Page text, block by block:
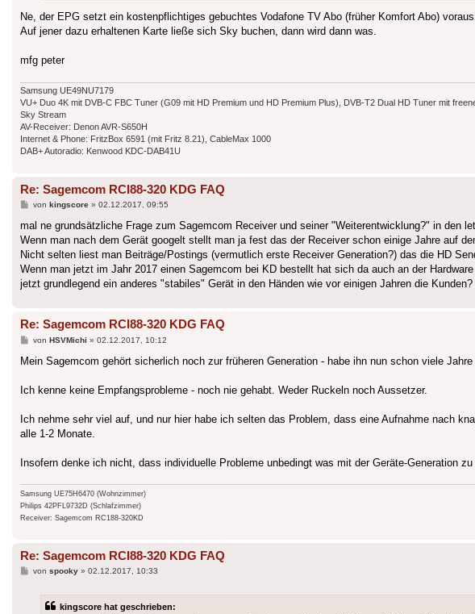
Ne, der EPG setzt ein kostenpflichtiges gebuchtes Vodafone TV Abo (früher Komfort Abo)
Auf jener dazu erhaltenen Karte ließe sich Sky buchen, dann wird dann was.
mfg peter
Samsung UE49NU7179
VU+ Duo 4K mit DVB-C FBC Tuner (G09 mit HD Premium und HD Premium Plus), DVB-T2 Dual HD Tuner mit
Sky Stream
AV-Receiver: Denon AVR-S650H
Internet & Phone: FritzBox 6591 (mit Fritz 8.21), CableMax 1000
DAB+ Autoradio: Kenwood KDC-DAB41U
Re: Sagemcom RCI88-320 KDG FAQ
Beitrag
von kingscore» 02.12.2017, 09:55
mal ne grundsätzliche Frage zum Sagemcom Receiver und seiner "Weiterentwicklung?" in den
Wenn man nach dem Gerät googelt stellt man ja fest das der Receiver schon einige Jahre auf
Nicht selten liest man Beiträge/Postings (vermutlich erste Receiver Generation?) das die HD
Wenn man jetzt im Jahr 2017 einen Sagemcom bei KD bestellt hat sich da auch an der
jetzt grundlegend ein anderes "stabiles" Gerät in den Händen wie vor einigen Jahren die Kunden?
Re: Sagemcom RCI88-320 KDG FAQ
Beitrag
von HSVMichi » 02.12.2017, 10:12
Mein Sagemcom gehört sicherlich noch zur früheren Generation - habe ihn nun schon viele Jahre
Ich kenne keine Empfangsprobleme - noch nie gehabt. Weder Ruckeln noch Aussetzer.
Ich nehme sehr viel auf, und nur hier habe ich selten das Problem, dass eine Aufnahme nach
alle 1-2 Monate.
Insofern denke ich nicht, dass individuelle Probleme unbedingt was mit der Geräte-Generation zu
Samsung UE75H6470 (Wohnzimmer)
Philips 42PFL9732D (Schlafzimmer)
Receiver: Sagemcom RC188-320KD
Re: Sagemcom RCI88-320 KDG FAQ
Beitrag
von spooky» 02.12.2017, 10:33
kingscore hat geschrieben: